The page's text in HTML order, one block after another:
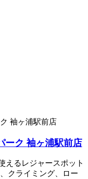
ーク 袖ヶ浦駅前店
えるレジャースポット
クライミング、ロー